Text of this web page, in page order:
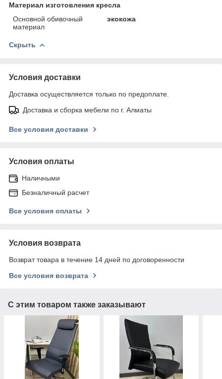
Материал изготовления кресла
Основной обивочный
материал
экокожа
Скрыть
Условия доставки
Доставка осуществляется только по предоплате.
Доставка и сборка мебели по г. Алматы
Все условия доставки
Условия оплаты
Наличными
Безналичный расчет
Все условия оплаты
Условия возврата
Возврат товара в течение 14 дней по договоренности
Все условия возврата
С этим товаром также заказывают